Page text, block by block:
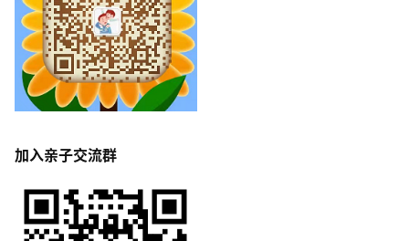
加入亲子交流群